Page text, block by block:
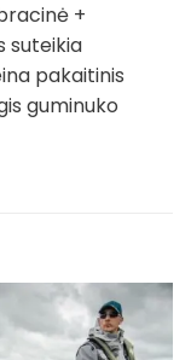
+
suteikia
pakaitinis
guminuko